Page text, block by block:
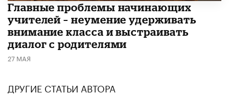
Главные проблемы начинающих
учителей – неумение удерживать
внимание класса и выстраивать
диалог с родителями
27 МАЯ
ДРУГИЕ СТАТЬИ АВТОРА